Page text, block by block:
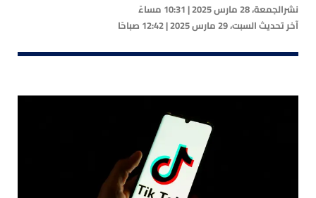
نشرالجمعة، 28 مارس 2025 | 10:31 مساءً
آخر تحديثالسبت، 29 مارس 2025 | 12:42 صباحًا